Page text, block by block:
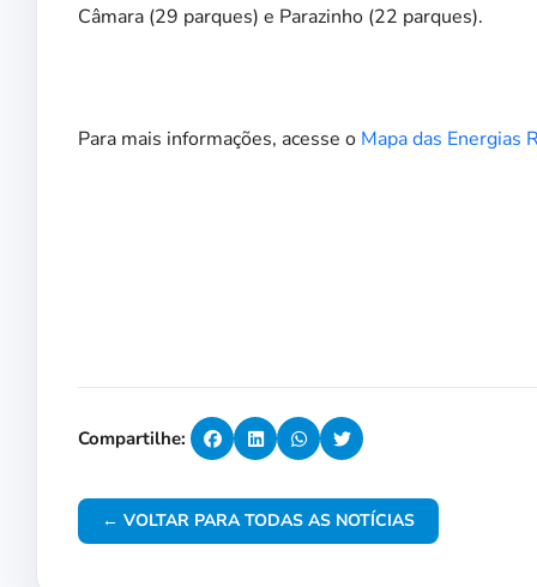
Câmara (29 parques) e Parazinho (22 parques).
Para mais informações, acesse o Mapa das Energias
Compartilhe:
← VOLTAR PARA TODAS AS NOTÍCIAS